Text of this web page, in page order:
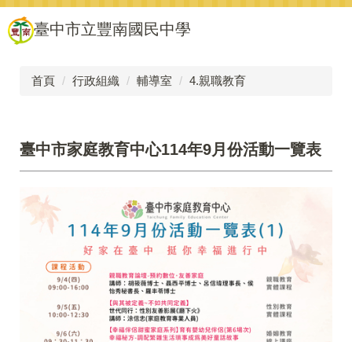
跳
到
主
臺中市立豐南國民中學
首頁 行政組織 輔導室 4.親職教育
臺中市家庭教育中心114年9月份活動一覽表